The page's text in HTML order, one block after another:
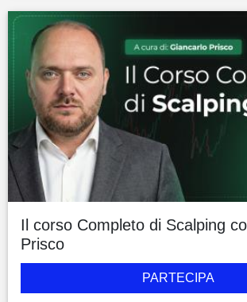
Il corso Completo di Scalping
Prisco
PARTECIPA